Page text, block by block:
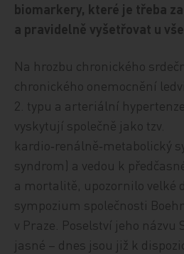
biomarkery, které je třeba
a pravidelně vyšetřovat u
Na hrozbu chronického
chronického onemocnění
2. typu a arteriální
vyskytují společně jako tzv.
kardio‑renálně‑metabolický
syndrom) a vedou k
a mortalitě, upozornilo velké
sympozium společnosti
v Praze. Poselství jeho názvu
jasné – dnes jsou již k